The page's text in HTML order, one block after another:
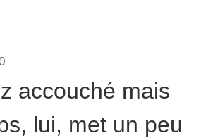
accouché mais
lui, met un peu